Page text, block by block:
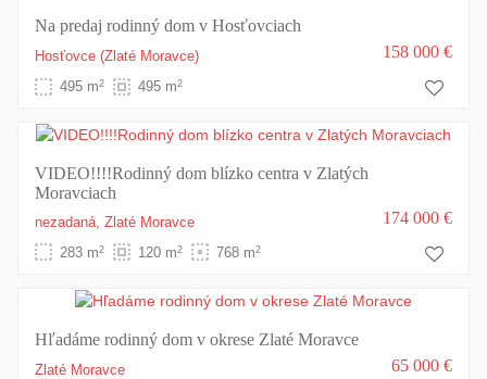
Na predaj rodinný dom v Hosťovciach
Hosťovce (Zlaté Moravce)
495 m2 495 m2
158 000 €
VIDEO!!!!Rodinný dom blízko centra v Zlatých
Moravciach
nezadaná, Zlaté Moravce
283 m2 120 m2 768 m2
174 000 €
Hľadáme rodinný dom v okrese Zlaté Moravce
Zlaté Moravce 65 000 €